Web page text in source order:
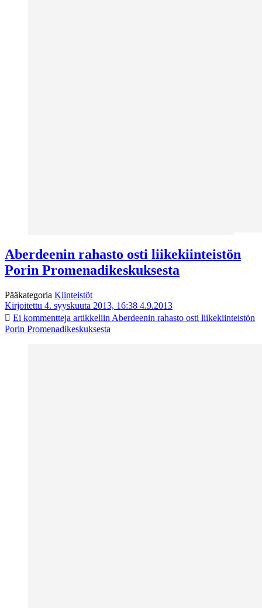
Aberdeenin rahasto osti liikekiinteistön
Porin Promenadikeskuksesta
Pääkategoria Kiinteistöt
Kirjoitettu 4. syyskuuta 2013, 16:38 4.9.2013
Ei kommentteja artikkeliin Aberdeenin rahasto osti liikekiinteistön
Porin Promenadikeskuksesta